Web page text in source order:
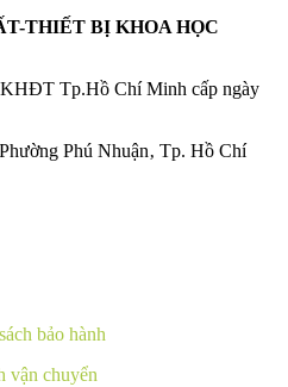
THIẾT BỊ KHOA HỌC
Tp.Hồ Chí Minh cấp ngày
Phú Nhuận‚ Tp. Hồ Chí
bảo hành
vận chuyển